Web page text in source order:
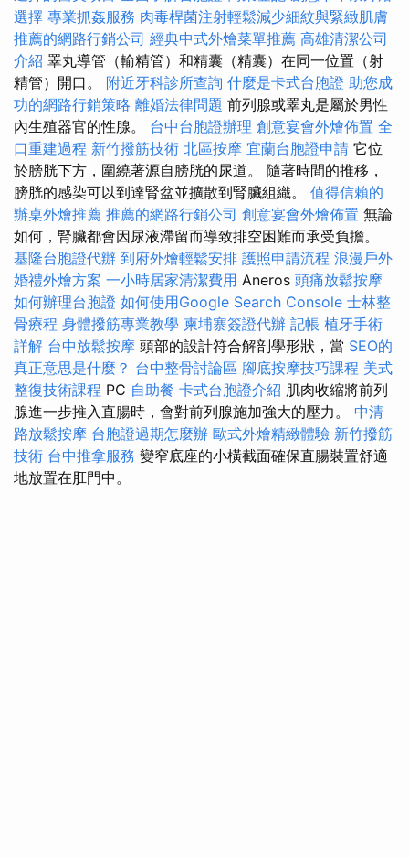
選擇 專業抓姦服務 肉毒桿菌注射輕鬆減少細紋與緊緻肌膚
推薦的網路行銷公司 經典中式外燴菜單推薦 高雄清潔公司
介紹 睪丸導管（輸精管）和精囊（精囊）在同一位置（射
精管）開口。 附近牙科診所查詢 什麼是卡式台胞證 助您成
功的網路行銷策略 離婚法律問題 前列腺或睪丸是屬於男性
內生殖器官的性腺。 台中台胞證辦理 創意宴會外燴佈置 全
口重建過程 新竹撥筋技術 北區按摩 宜蘭台胞證申請 它位
於膀胱下方，圍繞著源自膀胱的尿道。 隨著時間的推移，
膀胱的感染可以到達腎盆並擴散到腎臟組織。 值得信賴的
辦桌外燴推薦 推薦的網路行銷公司 創意宴會外燴佈置 無論
如何，腎臟都會因尿液滯留而導致排空困難而承受負擔。
基隆台胞證代辦 到府外燴輕鬆安排 護照申請流程 浪漫戶外
婚禮外燴方案 一小時居家清潔費用 Aneros 頭痛放鬆按摩
如何辦理台胞證 如何使用Google Search Console 士林整
骨療程 身體撥筋專業教學 柬埔寨簽證代辦 記帳 植牙手術
詳解 台中放鬆按摩 頭部的設計符合解剖學形狀，當 SEO的
真正意思是什麼？ 台中整骨討論區 腳底按摩技巧課程 美式
整復技術課程 PC 自助餐 卡式台胞證介紹 肌肉收縮將前列
腺進一步推入直腸時，會對前列腺施加強大的壓力。 中清
路放鬆按摩 台胞證過期怎麼辦 歐式外燴精緻體驗 新竹撥筋
技術 台中推拿服務 變窄底座的小橫截面確保直腸裝置舒適
地放置在肛門中。